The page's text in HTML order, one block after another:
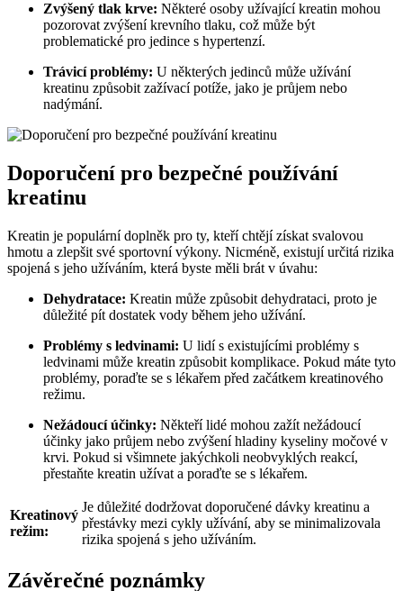
Zvýšený tlak krve: Některé osoby užívající kreatin mohou
pozorovat zvýšení krevního tlaku, což může být
problematické pro jedince s hypertenzí.
Trávicí problémy: U některých jedinců může užívání
kreatinu způsobit zažívací potíže, jako je průjem nebo
nadýmání.
Doporučení pro bezpečné používání
kreatinu
Kreatin je populární doplněk pro ty, kteří chtějí získat svalovou
hmotu a zlepšit své sportovní výkony. Nicméně, existují určitá rizika
spojená s jeho užíváním, která byste měli brát v úvahu:
Dehydratace: Kreatin může způsobit dehydrataci, proto je
důležité pít dostatek vody během jeho užívání.
Problémy s ledvinami: U lidí s existujícími problémy s
ledvinami může kreatin způsobit komplikace. Pokud máte tyto
problémy, poraďte se s lékařem před začátkem kreatinového
režimu.
Nežádoucí účinky: Někteří lidé mohou zažít nežádoucí
účinky jako průjem nebo zvýšení hladiny kyseliny močové v
krvi. Pokud si všimnete jakýchkoli neobvyklých reakcí,
přestaňte kreatin užívat a poraďte se s lékařem.
Kreatinový
režim:
Je důležité dodržovat doporučené dávky kreatinu a
přestávky mezi cykly užívání, aby se minimalizovala
rizika spojená s jeho užíváním.
Závěrečné poznámky